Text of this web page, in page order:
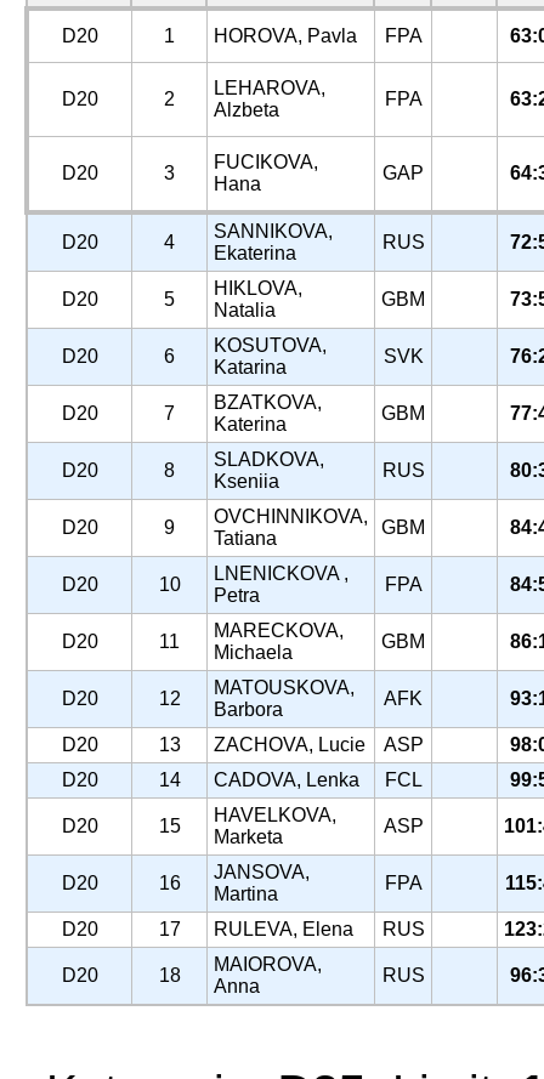
D20 1 HOROVA, Pavla FPA
D20 2
LEHAROVA,
Alzbeta
FPA
D20 3
FUCIKOVA,
Hana
GAP
D20 4
SANNIKOVA,
Ekaterina
RUS
D20 5
HIKLOVA,
Natalia
GBM
D20 6
KOSUTOVA,
Katarina
SVK
D20 7
BZATKOVA,
Katerina
GBM
D20 8
SLADKOVA,
Kseniia
RUS
D20 9
OVCHINNIKOVA,
Tatiana
GBM
D20 10
LNENICKOVA ,
Petra
FPA
D20 11
MARECKOVA,
Michaela
GBM
D20 12
MATOUSKOVA,
Barbora
AFK
D20 13 ZACHOVA, Lucie ASP
D20
14 CADOVA, Lenka FCL
D20 15
HAVELKOVA,
Marketa
ASP
D20 16
JANSOVA,
Martina
FPA
D20 17 RULEVA, Elena RUS
D20 18
MAIOROVA,
Anna
RUS